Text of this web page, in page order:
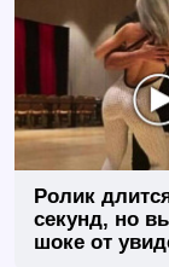
Ролик
секунд, но
шоке от